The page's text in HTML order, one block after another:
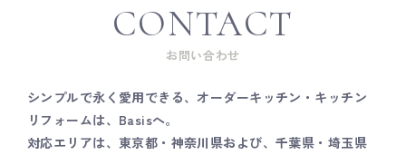
CONTACT
お問い合わせ
シンプルで永く愛用できる、オーダーキッチン・キッチン
リフォームは、Basisへ。
対応エリアは、東京都・神奈川県および、千葉県・埼玉県